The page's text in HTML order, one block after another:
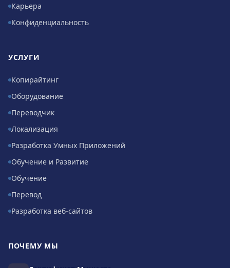
Карьера
Конфиденциальность
УСЛУГИ
Копирайтинг
Оборудование
Переводчик
Локализация
Разработка Умных Приложений
Обучение и Развитие
Обучение
Перевод
Разработка веб-сайтов
ПОЧЕМУ МЫ